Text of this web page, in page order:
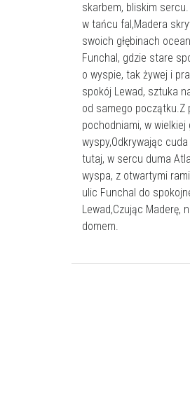
skarbem, bliskim
w tańcu fal,Madera
swoich głębinach
Funchal, gdzie stare
o wyspie, tak żywej i
spokój Lewad, sztuka
od samego początku.Z
pochodniami, w wielkiej
wyspy,Odkrywając
tutaj, w sercu duma
wyspa, z otwartymi
ulic Funchal do
Lewad,Czując Maderę,
domem.